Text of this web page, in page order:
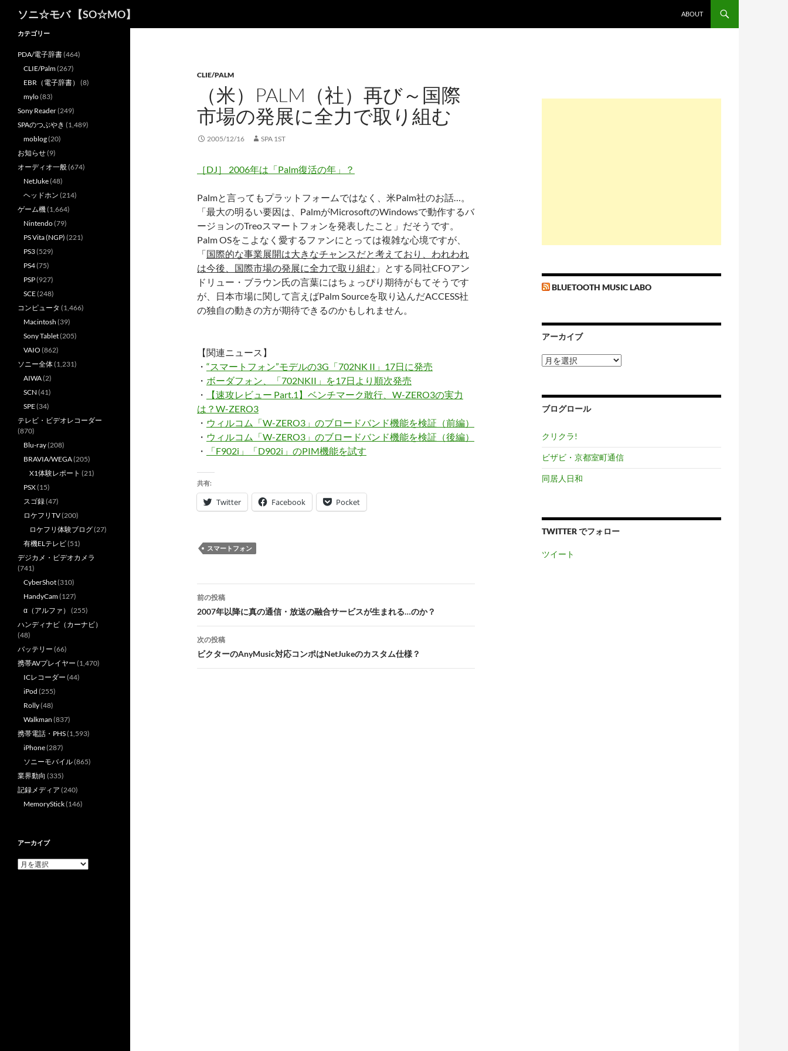
ソニ☆モバ 【SO☆MO】
ABOUT
CLIE/PALM
（米）PALM（社）再び～国際
市場の発展に全力で取り組む
2005/12/16 SPA 1ST
［DJ］ 2006年は「Palm復活の年」？
Palmと言ってもプラットフォームではなく、米Palm社のお話…。
「最大の明るい要因は、PalmがMicrosoftのWindowsで動作するバ
ージョンのTreoスマートフォンを発表したこと」だそうです。
Palm OSをこよなく愛するファンにとっては複雑な心境ですが、
「国際的な事業展開は大きなチャンスだと考えており、われわれ
は今後、国際市場の発展に全力で取り組む 」とする同社CFOアン
ドリュー・ブラウン氏の言葉にはちょっぴり期待がもてそうです
が、日本市場に関して言えばPalm Sourceを取り込んだACCESS社
の独自の動きの方が期待できるのかもしれません。
【関連ニュース】
・ “スマートフォン”モデルの3G「702NK II」17日に発売
・ ボーダフォン、「702NKII」を17日より順次発売
・
【速攻レビュー Part.1】ベンチマーク敢行、W-ZERO3の実力
は？W-ZERO3
・ ウィルコム「W-ZERO3」のブロードバンド機能を検証（前編）
・ ウィルコム「W-ZERO3」のブロードバンド機能を検証（後編）
・
「F902i」「D902i」のPIM機能を試す
共有:
Twitter Facebook Pocket
スマートフォン
投
稿
ナ
ビ
ゲ
前の投稿
2007年以降に真の通信・放送の融合サービスが生まれる…のか？
次の投稿
ビクターのAnyMusic対応コンポはNetJukeのカスタム仕様？
BLUETOOTH MUSIC LABO
アーカイブ
ア
ー
ブ
ブログロール
クリクラ!
ビザビ・京都室町通信
同居人日和
TWITTER でフォロー
ツイート
カテゴリー
PDA/電子辞書(464)
CLIE/Palm(267)
EBR（電子辞書） (8)
mylo(83)
Sony Reader(249)
SPAのつぶやき (1,489)
moblog(20)
お知らせ(9)
オーディオ一般(674)
NetJuke(48)
ヘッドホン (214)
ゲーム機(1,664)
Nintendo(79)
PS Vita (NGP) (221)
PS3(529)
PS4(75)
PSP(927)
SCE(248)
コンピュータ (1,466)
Macintosh (39)
Sony Tablet(205)
VAIO (862)
ソニー全体(1,231)
AIWA(2)
SCN (41)
SPE(34)
テレビ・ビデオレコーダー
(870)
Blu-ray(208)
BRAVIA/WEGA(205)
X1体験レポート (21)
PSX(15)
スゴ録(47)
ロケフリTV(200)
ロケフリ体験ブログ(27)
有機ELテレビ(51)
デジカメ・ビデオカメラ
(741)
CyberShot(310)
HandyCam(127)
α（アルファ） (255)
ハンディナビ（カーナビ）
(48)
バッテリー (66)
携帯AVプレイヤー (1,470)
ICレコーダー (44)
iPod (255)
Rolly(48)
Walkman (837)
携帯電話・PHS(1,593)
iPhone(287)
ソニーモバイル(865)
業界動向 (335)
記録メディア (240)
MemoryStick(146)
アーカイブ
ア